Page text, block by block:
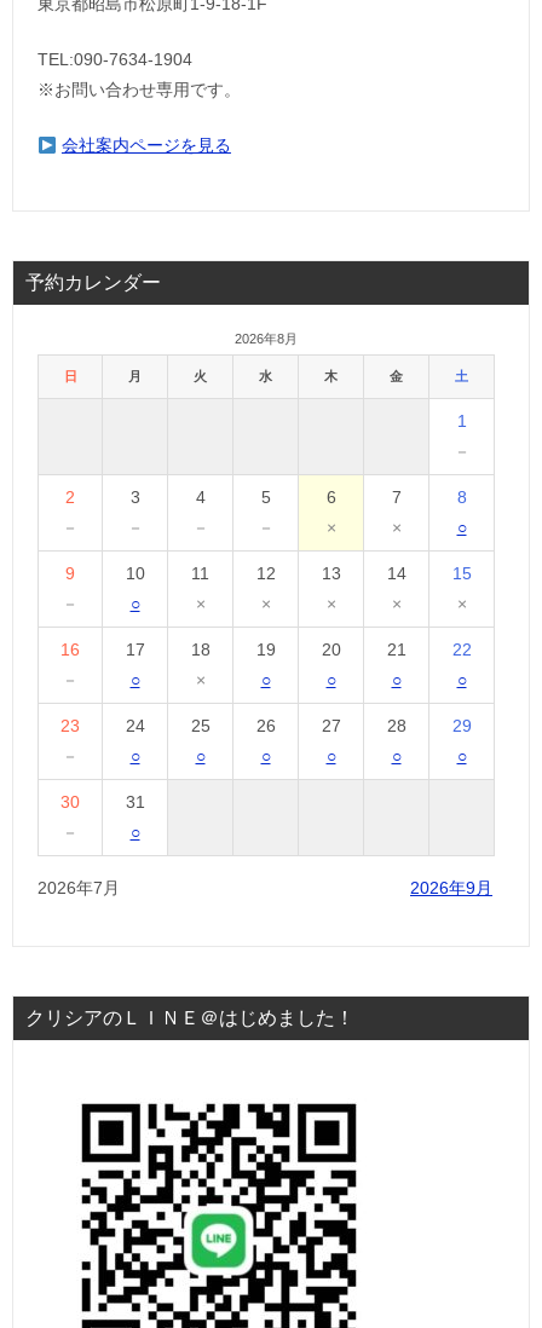
東京都昭島市松原町1-9‐18‐1F
TEL:090-7634-1904
※お問い合わせ専用です。
会社案内ページを見る
予約カレンダー
2026年8月
日 月 火 水 木 金 土
1
－
2
－
3
－
4
－
5
－
6
×
7
×
8
○
9
－
10
○
11
×
12
×
13
×
14
×
15
×
16
－
17
○
18
×
19
○
20
○
21
○
22
○
23
－
24
○
25
○
26
○
27
○
28
○
29
○
30
－
31
○
2026年7月 2026年9月
クリシアのＬＩＮＥ＠はじめました！